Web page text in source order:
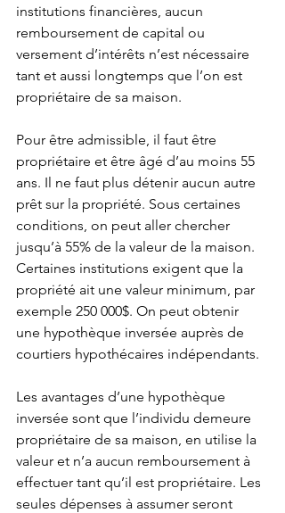
institutions financières, aucun
remboursement de capital ou
versement d’intérêts n’est nécessaire
tant et aussi longtemps que l’on est
propriétaire de sa maison.
Pour être admissible, il faut être
propriétaire et être âgé d’au moins 55
ans. Il ne faut plus détenir aucun autre
prêt sur la propriété. Sous certaines
conditions, on peut aller chercher
jusqu’à 55% de la valeur de la maison.
Certaines institutions exigent que la
propriété ait une valeur minimum, par
exemple 250 000$. On peut obtenir
une hypothèque inversée auprès de
courtiers hypothécaires indépendants.
Les avantages d’une hypothèque
inversée sont que l’individu demeure
propriétaire de sa maison, en utilise la
valeur et n’a aucun remboursement à
effectuer tant qu’il est propriétaire. Les
seules dépenses à assumer seront